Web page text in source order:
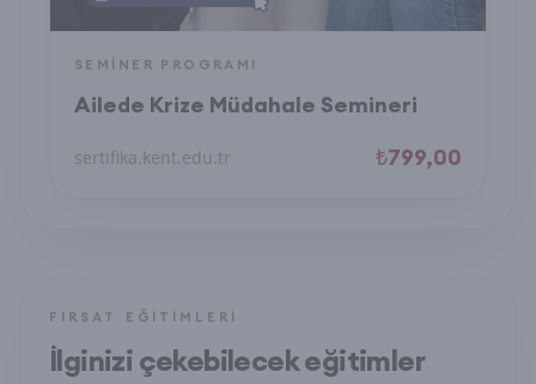
SEMINER PROGRAMI
Ailede Krize Müdahale Semineri
sertifika.kent.edu.tr ₺799,00
FIRSAT EĞITIMLERI
İlginizi çekebilecek eğitimler